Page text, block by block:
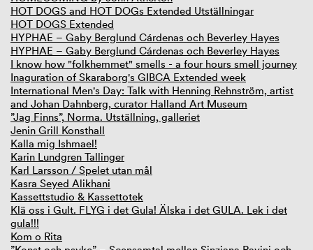
HOT DOGS and HOT DOGs Extended Utställningar
HOT DOGS Extended
HYPHAE – Gaby Berglund Cárdenas och Beverley Hayes
HYPHAE – Gaby Berglund Cárdenas och Beverley Hayes
I know how "folkhemmet" smells - a four hours smell journey
Inaguration of Skaraborg's GIBCA Extended week
International Men's Day: Talk with Henning Rehnström, artist
and Johan Dahnberg, curator Halland Art Museum
”Jag Finns”, Norma. Utställning, galleriet
Jenin Grill Konsthall
Kalla mig Ishmael!
Karin Lundgren Tallinger
Karl Larsson / Spelet utan mål
Kasra Seyed Alikhani
Kassettstudio & Kassettotek
Klä oss i Gult. FLYG i det Gula! Älska i det GULA. Lek i det
gula!!!
Kom o Rita